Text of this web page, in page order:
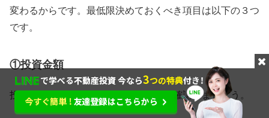
変わるからです。最低限決めておくべき項目は以下の３つ
です。
①投資金額
投資にまわせる現金がいくらなのかを確認しましょう。